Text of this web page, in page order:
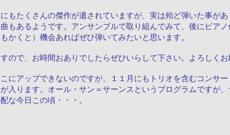
もたくさんの傑作が遺されていますが、実は殆ど弾いた事が
もあるようです。アンサンブルで取り組んでみて、後にピア
かくと）機会あればぜひ弾いてみたいと思います。
ので、お時間おありでしたらぜひいらして下さい。よろしくお
にアップできないのですが、１１月にもトリオを含むコンサ
入ります。オール・サン＝サーンスというプログラムですが
な今日この頃・・・。